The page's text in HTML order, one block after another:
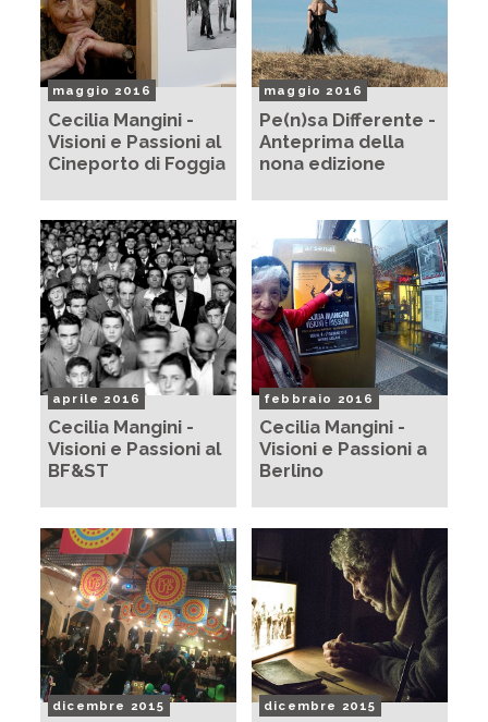
maggio 2016
Cecilia Mangini -
Visioni e Passioni al
Cineporto di Foggia
maggio 2016
Pe(n)sa Differente -
Anteprima della
nona edizione
aprile 2016
Cecilia Mangini -
Visioni e Passioni al
BF&ST
febbraio 2016
Cecilia Mangini -
Visioni e Passioni a
Berlino
dicembre 2015 dicembre 2015